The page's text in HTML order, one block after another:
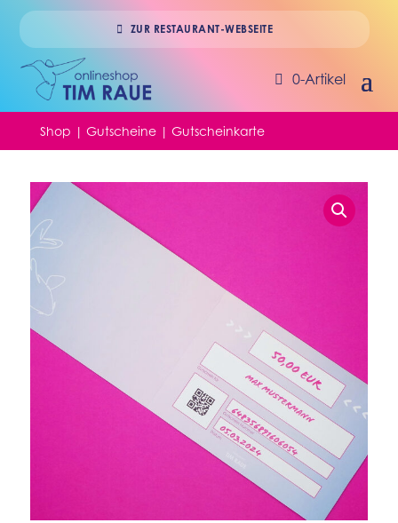
ZUR RESTAURANT-WEBSEITE
0-Artikel
Shop | Gutscheine| Gutscheinkarte